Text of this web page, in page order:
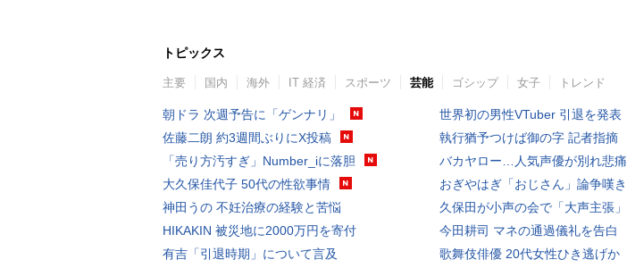
トピックス
主要 国内 海外 IT 経済 スポーツ 芸能 ゴシップ 女子 トレンド
朝ドラ 次週予告に「ゲンナリ」
佐藤二朗 約3週間ぶりにX投稿
「売り方汚すぎ」Number_iに落胆
大久保佳代子 50代の性欲事情
神田うの 不妊治療の経験と苦悩
HIKAKIN 被災地に2000万円を寄付
有吉「引退時期」について言及
世界初の男性VTuber 引退を発表
執行猶予つけば御の字 記者指摘
バカヤロー…人気声優が別れ悲痛
おぎやはぎ「おじさん」論争嘆き
久保田が小声の会で「大声主張」
今田耕司 マネの通過儀礼を告白
歌舞伎俳優 20代女性ひき逃げか